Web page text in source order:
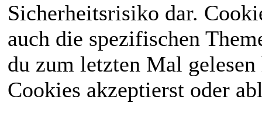
Sicherheitsrisiko dar.
auch die spezifischen
du zum letzten Mal
Cookies akzeptierst oder